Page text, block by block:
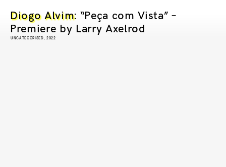
Diogo Alvim: “Peça com Vista” –
Premiere by Larry Axelrod
UNCATEGORISED, 2022